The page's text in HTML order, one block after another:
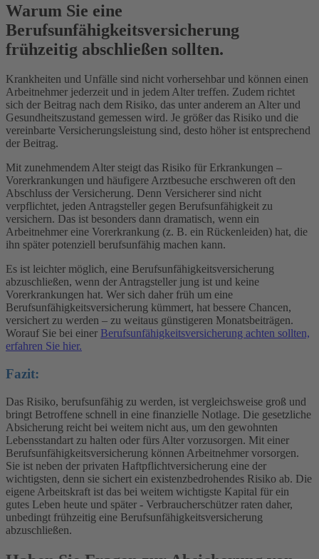
Warum Sie eine
Berufsunfähigkeitsversicherung
frühzeitig abschließen sollten.
Krankheiten und Unfälle sind nicht vorhersehbar und können einen
Arbeitnehmer jederzeit und in jedem Alter treffen. Zudem richtet
sich der Beitrag nach dem Risiko, das unter anderem an Alter und
Gesundheitszustand gemessen wird. Je größer das Risiko und die
vereinbarte Versicherungsleistung sind, desto höher ist entsprechend
der Beitrag.
Mit zunehmendem Alter steigt das Risiko für Erkrankungen –
Vorerkrankungen und häufigere Arztbesuche erschweren oft den
Abschluss der Versicherung. Denn Versicherer sind nicht
verpflichtet, jeden Antragsteller gegen Berufsunfähigkeit zu
versichern. Das ist besonders dann dramatisch, wenn ein
Arbeitnehmer eine Vorerkrankung (z. B. ein Rückenleiden) hat, die
ihn später potenziell berufsunfähig machen kann.
Es ist leichter möglich, eine Berufsunfähigkeitsversicherung
abzuschließen, wenn der Antragsteller jung ist und keine
Vorerkrankungen hat. Wer sich daher früh um eine
Berufsunfähigkeitsversicherung kümmert, hat bessere Chancen,
versichert zu werden – zu weitaus günstigeren Monatsbeiträgen.
Worauf Sie bei einer Berufsunfähigkeitsversicherung achten sollten,
erfahren Sie hier.
Fazit:
Das Risiko, berufsunfähig zu werden, ist vergleichsweise groß und
bringt Betroffene schnell in eine finanzielle Notlage. Die gesetzliche
Absicherung reicht bei weitem nicht aus, um den gewohnten
Lebensstandart zu halten oder fürs Alter vorzusorgen. Mit einer
Berufsunfähigkeitsversicherung können Arbeitnehmer vorsorgen.
Sie ist neben der privaten Haftpflichtversicherung eine der
wichtigsten, denn sie sichert ein existenzbedrohendes Risiko ab. Die
eigene Arbeitskraft ist das bei weitem wichtigste Kapital für ein
gutes Leben heute und später - Verbraucherschützer raten daher,
unbedingt frühzeitig eine Berufsunfähigkeitsversicherung
abzuschließen.